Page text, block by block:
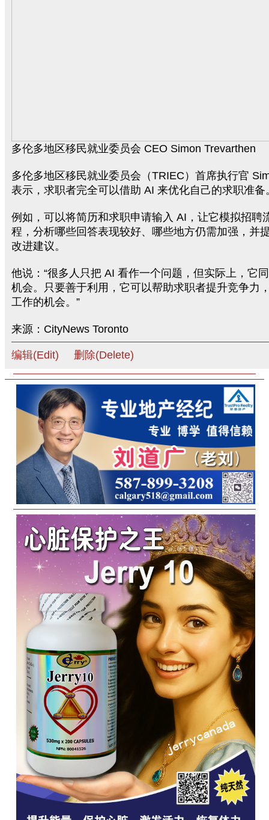
多伦多地区移民就业委员会 CEO Simon Trevarthen
多伦多地区移民就业委员会（TRIEC）首席执行官
表示，求职者完全可以借助 AI 来优化自己的求职准备
例如，可以将简历和求职申请输入 AI，让它模拟招聘
程，分析哪些回答表现较好、哪些地方仍需加强，并
改进建议。
他说：“很多人只把 AI 看作一个问题，但实际上，它
机会。只要善于利用，它可以帮助求职者提升竞争力
工作的机会。”
来源：CityNews Toronto
编辑(Edit) 删除(Delete)